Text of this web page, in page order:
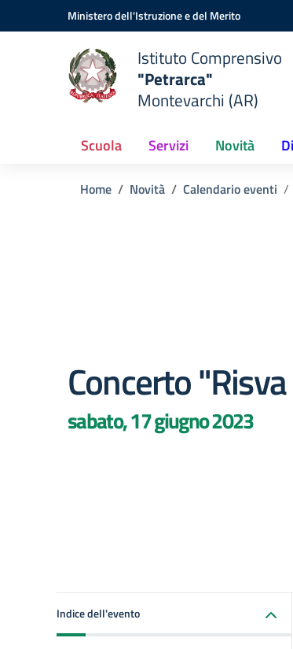
Vai ai contenuti
Vai al menu di navigazioneMinistero dell'Istruzione e del Merito
Istituto Comprensivo
"Petrarca"
Montevarchi (AR)
Scuola Servizi Novità
Home Novità Calendario eventi
Concerto
sabato, 17 giugno 2023
Indice dell'evento